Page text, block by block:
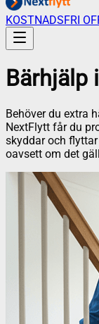
KOSTNADSFRI
Bärhjälp i
Behöver du extra
NextFlytt får du
skyddar och
oavsett om det